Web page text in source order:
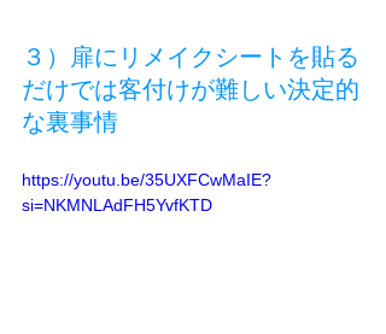
３）扉にリメイクシートを貼る
だけでは客付けが難しい決定的
な裏事情
https://youtu.be/35UXFCwMaIE?
si=NKMNLAdFH5YvfKTD